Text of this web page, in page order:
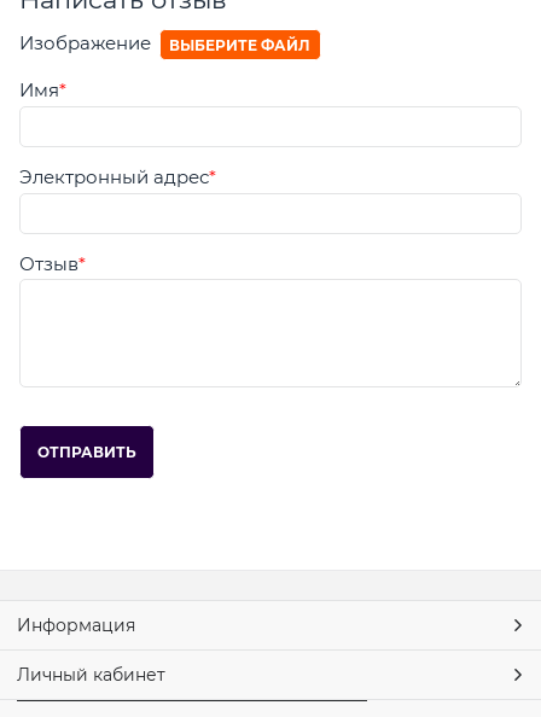
Изображение ВЫБЕРИТЕ ФАЙЛ
Имя
Электронный адрес
Отзыв
Информация
Личный кабинет